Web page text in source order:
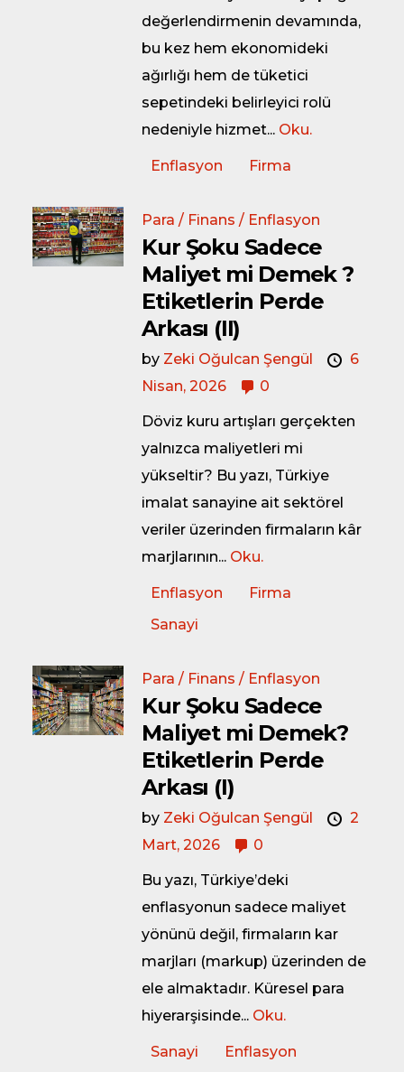
değerlendirmenin devamında,
bu kez hem ekonomideki
ağırlığı hem de tüketici
sepetindeki belirleyici rolü
nedeniyle hizmet... Oku.
Enflasyon Firma
Para / Finans / Enflasyon
Kur Şoku Sadece
Maliyet mi Demek ?
Etiketlerin Perde
Arkası (II)
by Zeki Oğulcan Şengül
6
Nisan, 2026
0
Döviz kuru artışları gerçekten
yalnızca maliyetleri mi
yükseltir? Bu yazı, Türkiye
imalat sanayine ait sektörel
veriler üzerinden firmaların kâr
marjlarının... Oku.
Enflasyon
Firma
Sanayi
Para / Finans / Enflasyon
Kur Şoku Sadece
Maliyet mi Demek?
Etiketlerin Perde
Arkası (I)
by Zeki Oğulcan Şengül
2
Mart, 2026
0
Bu yazı, Türkiye’deki
enflasyonun sadece maliyet
yönünü değil, firmaların kar
marjları (markup) üzerinden de
ele almaktadır. Küresel para
hiyerarşisinde... Oku.
Sanayi
Enflasyon